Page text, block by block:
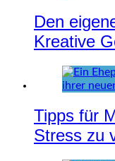
Den
Kreative
Tipps für
Stress zu